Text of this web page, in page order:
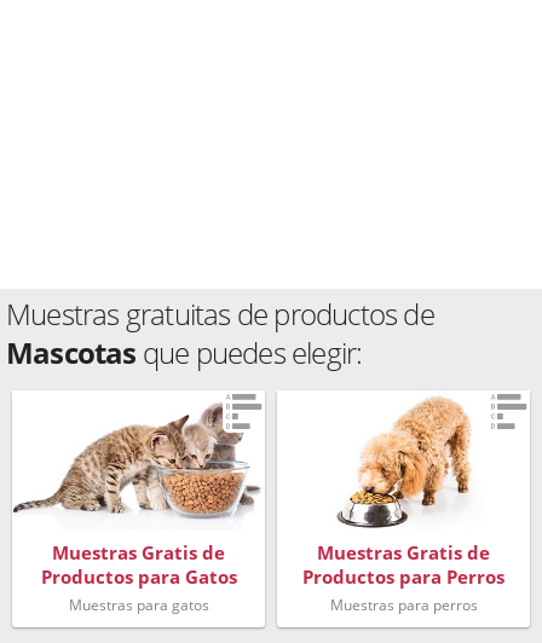
Muestras gratuitas de productos de
Mascotas que puedes elegir:
Muestras Gratis de
Productos para Gatos
Muestras para gatos
Muestras Gratis de
Productos para Perros
Muestras para perros